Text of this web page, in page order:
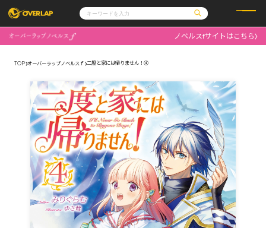
コミックガルド
コミッククリエ
文庫
ノベルス
その他
コミックエッセイ
ポケットモンスター
アニメ
ゲーム
通販・NEWS
OVERLAP STORE
オーバーラップ広報室
企業
会社概要
採用情報
アクセス
オーバーラップホールディングス
お問い合わせはこちら
オーバーラップ文庫
オーバーラップノベルス
ノベルスfサイトはこちら
TOP オーバーラップノベルスｆ 二度と家には帰りません！④